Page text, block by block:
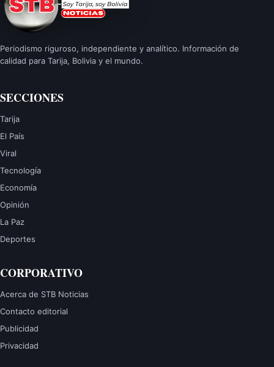
Periodismo riguroso, independiente y analítico. Información de
calidad para Tarija, Bolivia y el mundo.
SECCIONES
Tarija
El País
Viral
Tecnología
Economía
Opinión
La Paz
Deportes
CORPORATIVO
Acerca de STB Noticias
Contacto editorial
Publicidad
Privacidad